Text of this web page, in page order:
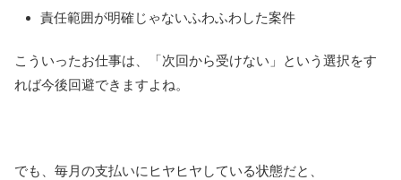
責任範囲が明確じゃないふわふわした案件
こういったお仕事は、「次回から受けない」という選択をす
れば今後回避できますよね。
でも、毎月の支払いにヒヤヒヤしている状態だと、